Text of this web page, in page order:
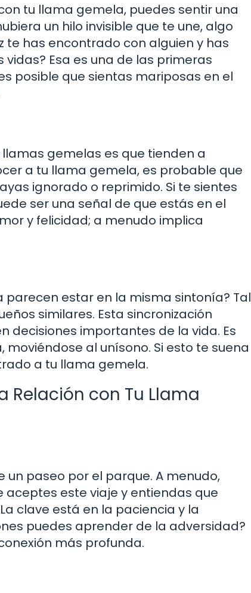
tu llama gemela, puedes sentir una
un hilo invisible que te une, algo
te has encontrado con alguien y has
Esa es una de las primeras
posible que sientas mariposas en el
gemelas es que tienden a
a tu llama gemela, es probable que
ignorado o reprimido. Si te sientes
ser una señal de que estás en el
y felicidad; a menudo implica
estar en la misma sintonía? Tal
similares. Esta sincronización
decisiones importantes de la vida. Es
al unísono. Si esto te suena
a tu llama gemela.
Relación con Tu Llama
paseo por el parque. A menudo,
aceptes este viaje y entiendas que
clave está en la paciencia y la
puedes aprender de la adversidad?
más profunda.